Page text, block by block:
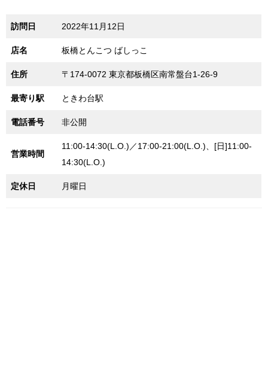
訪問日 2022年11月12日
店名 板橋とんこつ ばしっこ
住所 〒174-0072 東京都板橋区南常盤台1-26-9
最寄り駅 ときわ台駅
電話番号 非公開
営業時間
11:00-14:30(L.O.)／17:00-21:00(L.O.)、[日]11:00-
14:30(L.O.)
定休日 月曜日